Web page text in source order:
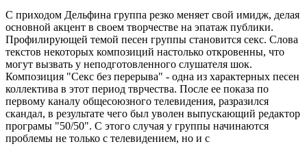
С приходом Дельфина группа резко меняет свой имидж, делая
основной акцент в своем творчестве на эпатаж публики.
Профилирующей темой песен группы становится секс. Слова
текстов некоторых композиций настолько откровенны, что
могут вызвать у неподготовленного слушателя шок.
Композиция "Секс без перерыва" - одна из характерных песен
коллектива в этот период тврчества. После ее показа по
первому каналу общесоюзного телевидения, разразился
скандал, в результате чего был уволен выпускающий редактор
програмы "50/50". С этого случая у группы начинаются
проблемы не только с телевидением, но и с